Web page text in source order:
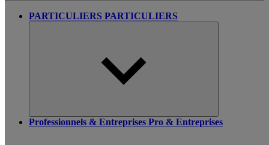
PARTICULIERS PARTICULIERS
Professionnels & Entreprises Pro & Entreprises